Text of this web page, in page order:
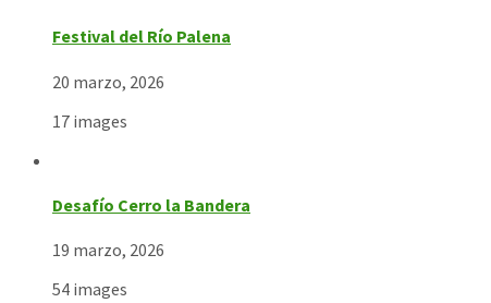
Festival del Río Palena
20 marzo, 2026
17 images
Desafío Cerro la Bandera
19 marzo, 2026
54 images